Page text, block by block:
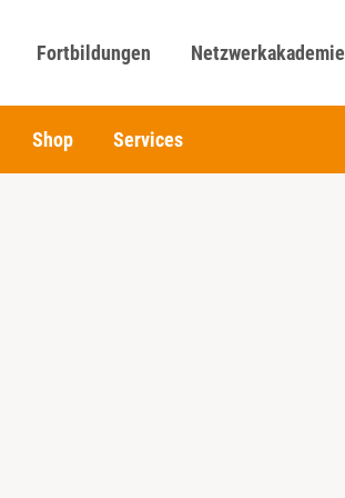
Fortbildungen Netzwerkakademie
Shop Services